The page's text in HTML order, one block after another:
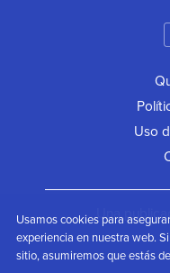
Uso
Una
Usamos cookies para
experiencia en nuestra web.
sitio, asumiremos que estás